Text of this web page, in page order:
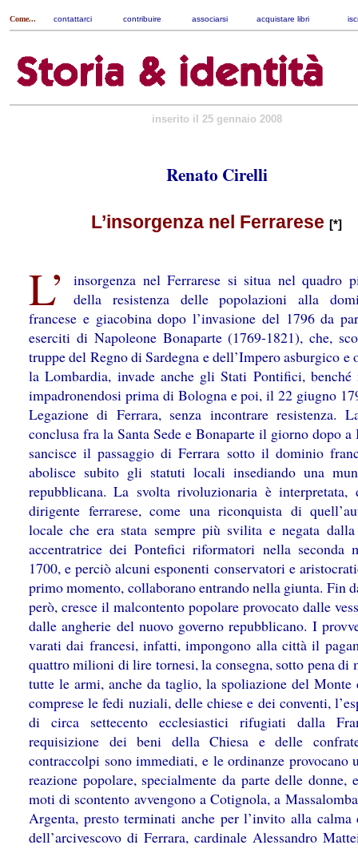
Come... contattarci contribuire associarsi acquistare libri
inserito il 25 gennaio 2008
Renato Cirelli
L’insorgenza nel Ferrarese [*]
L’
insorgenza nel Ferrarese si situa nel quadro
della resistenza delle popolazioni alla
francese e giacobina dopo l’invasione del 1796 da
eserciti di Napoleone Bonaparte (1769-1821), che,
truppe del Regno di Sardegna e dell’Impero asburgico e
la Lombardia, invade anche gli Stati Pontifici, benché
impadronendosi prima di Bologna e poi, il 22 giugno
Legazione di Ferrara, senza incontrare resistenza.
conclusa fra la Santa Sede e Bonaparte il giorno dopo a
sancisce il passaggio di Ferrara sotto il dominio
abolisce subito gli statuti locali insediando una
repubblicana. La svolta rivoluzionaria è interpretata,
dirigente ferrarese, come una riconquista di
locale che era stata sempre più svilita e negata
accentratrice dei Pontefici riformatori nella seconda
1700, e perciò alcuni esponenti conservatori e
primo momento, collaborano entrando nella giunta. Fin
però, cresce il malcontento popolare provocato dalle
dalle angherie del nuovo governo repubblicano. I
varati dai francesi, infatti, impongono alla città il
quattro milioni di lire tornesi, la consegna, sotto pena di
tutte le armi, anche da taglio, la spoliazione del Monte
comprese le fedi nuziali, delle chiese e dei conventi,
di circa settecento ecclesiastici rifugiati dalla
requisizione dei beni della Chiesa e delle
contraccolpi sono immediati, e le ordinanze provocano
reazione popolare, specialmente da parte delle donne,
moti di scontento avvengono a Cotignola, a
Argenta, presto terminati anche per l’invito alla calma
dell’arcivescovo di Ferrara, cardinale Alessandro